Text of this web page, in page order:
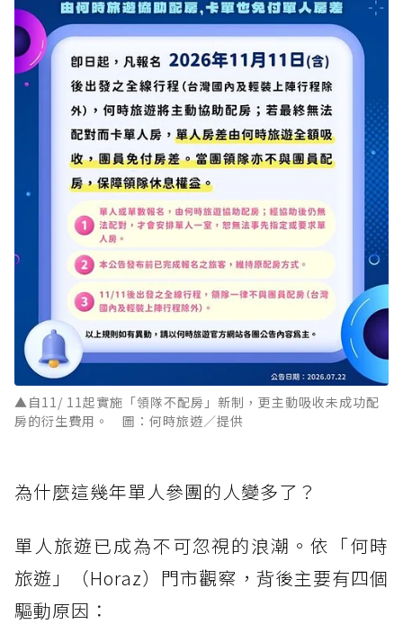
▲自11/ 11起實施「領隊不配房」新制，更主動吸收未成功配
房的衍生費用。 圖：何時旅遊／提供
為什麼這幾年單人參團的人變多了？
單人旅遊已成為不可忽視的浪潮。依「何時
旅遊」（Horaz）門市觀察，背後主要有四個
驅動原因：